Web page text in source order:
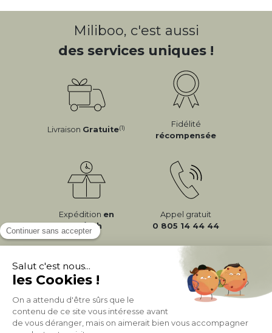
Miliboo, c'est aussi
des services uniques !
Livraison Gratuite(1)
Fidélité
récompensée
Expédition en
24/72h
Appel gratuit
0 805 14 44 44
À PROPOS DE MILIBOO
AIDE & CONTACT